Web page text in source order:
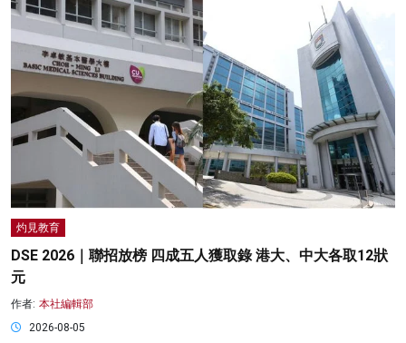
灼見教育
DSE 2026｜聯招放榜 四成五人獲取錄 港大、中大各取12狀
元
作者: 本社編輯部
2026-08-05